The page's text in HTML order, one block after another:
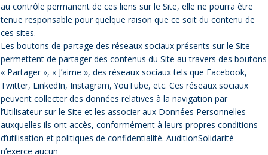
au contrôle permanent de ces liens sur le Site, elle ne pourra être
tenue responsable pour quelque raison que ce soit du contenu de
ces sites.
Les boutons de partage des réseaux sociaux présents sur le Site
permettent de partager des contenus du Site au travers des boutons
« Partager », « J’aime », des réseaux sociaux tels que Facebook,
Twitter, LinkedIn, Instagram, YouTube, etc. Ces réseaux sociaux
peuvent collecter des données relatives à la navigation par
l’Utilisateur sur le Site et les associer aux Données Personnelles
auxquelles ils ont accès, conformément à leurs propres conditions
d’utilisation et politiques de confidentialité. AuditionSolidarité
n’exerce aucun